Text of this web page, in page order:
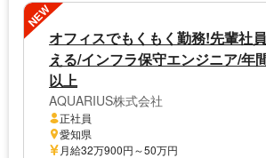
NEW
オフィスでもくもく勤務!先輩社
える/インフラ保守エンジニア/年
以上
AQUARIUS株式会社
正社員
愛知県
月給32万900円～50万円